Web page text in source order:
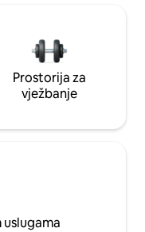
Prostorija za
vježbanje